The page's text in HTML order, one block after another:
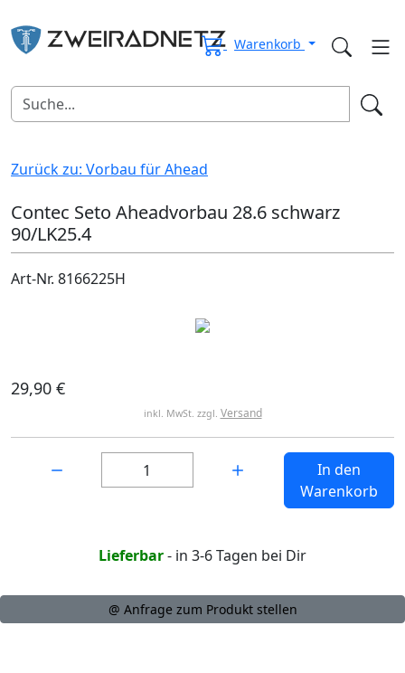
Warenkorb
Zurück zu: Vorbau für Ahead
Contec Seto Aheadvorbau 28.6 schwarz
90/LK25.4
Art-Nr. 8166225H
29,90 €
inkl. MwSt. zzgl. Versand
In den
Warenkorb
Lieferbar- in 3-6 Tagen bei Dir
@ Anfrage zum Produkt stellen